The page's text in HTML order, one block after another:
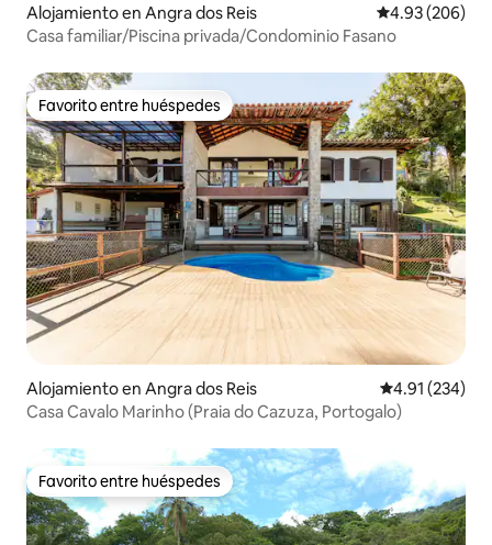
Alojamiento en Angra dos Reis Calificación
4.93 (206)
Casa familiar/Piscina privada/Condominio Fasano
Favorito entre huéspedes
Favorito entre huéspedes
Alojamiento en Angra dos Reis Calificación
4.91 (234)
Casa Cavalo Marinho (Praia do Cazuza, Portogalo)
Favorito entre huéspedes
Favorito entre huéspedes